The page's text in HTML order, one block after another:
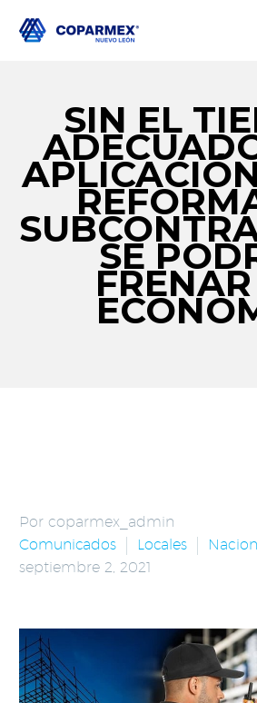
SIN EL
SE
Por coparmex_admin
Comunicados
Locales
septiembre 2, 2021